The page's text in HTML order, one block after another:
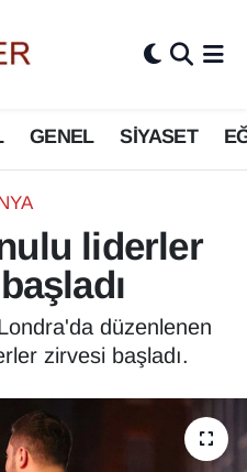
GENEL SİYASET
liderler
düzenlenen
zirvesi başladı.
ve Fikstür